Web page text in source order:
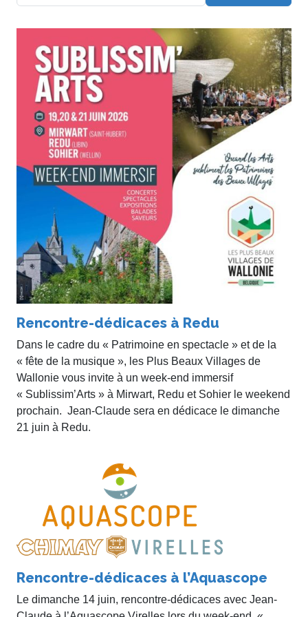
Rencontre-dédicaces à Redu
Dans le cadre du « Patrimoine en spectacle » et de la
« fête de la musique », les Plus Beaux Villages de
Wallonie vous invite à un week-end immersif
« Sublissim’Arts » à Mirwart, Redu et Sohier le weekend
prochain. Jean-Claude sera en dédicace le dimanche
21 juin à Redu.
Rencontre-dédicaces à l’Aquascope
Le dimanche 14 juin, rencontre-dédicaces avec Jean-